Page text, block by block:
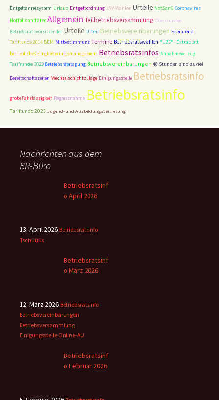
Entgeltanreisystem Urlaub Entgeltordnung JAV-Wahlen Urteile NotSanG Coronavirus
Notfallsanitäter Allgemein Teilbetriebsversammlung Überstunden
Betriebsratsvorsitzender Urteile Urteil Betriebsvereinbarungen Feierabend
Tarifrunde 2014 BEM Mitbestimmung Termine Betriebsratswahlen "U25" - Extrablatt
betriebliches Eingliederungsmanagement Betriebsratsinfos Annahmeverzug
Tarifrunde 2023 Betriebsrätetagung Betriebsvereinbarungen 48 Stunden sind zuviel
Bereitschaftszeiten Wechselschichtzulage Einigungsstelle Betriebsratsinfo
grobe Fahrlässigkeit Regressnahme Betriebsratsinfo
Tarifrunde 2025 Jugend- und Ausbildungsvertretung
Nachrichten aus dem
BR-Büro
Betriebsratsinf
o April 2026
13. April 2026 Betriebsratsinfo
Tschüüüs
Betriebsratsinf
o März 2026
12. März 2026 Betriebsratsinfo
Betriebsvereinbarungen
Betriebsversammlung
Einigungsstelle Online-AU
Betriebsratsinf
o Februar 2026